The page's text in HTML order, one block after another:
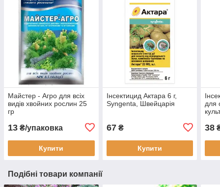
Майстер - Агро для всіх
видів хвойних рослин 25
гр
13 ₴/упаковка
Купити
Інсектицид Актара 6 г,
Syngenta, Швейцарія
67₴
Купити
для
38
Подібні товари компанії